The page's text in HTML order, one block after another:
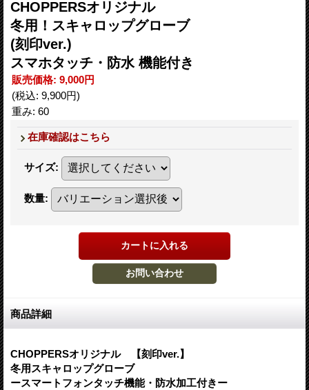
CHOPPERSオリジナル
冬用！スキャロップグローブ
(刻印ver.)
スマホタッチ・防水 機能付き
販売価格: 9,000円
(税込: 9,900円)
重み: 60
在庫確認はこちら
サイズ:
数量:
商品詳細
CHOPPERSオリジナル 【刻印ver.】
冬用スキャロップグローブ
ースマートフォンタッチ機能・防水加工付きー